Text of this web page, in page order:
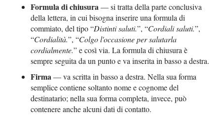
Formula di chiusura— si tratta della parte conclusiva
della lettera, in cui bisogna inserire una formula di
commiato, del tipo “Distinti saluti.”, “Cordiali saluti.”,
“Cordialità.”, “Colgo l'occasione per salutarla
cordialmente.” e così via. La formula di chiusura è
sempre seguita da un punto e va inserita in basso a destra.
Firma— va scritta in basso a destra. Nella sua forma
semplice contiene soltanto nome e cognome del
destinatario; nella sua forma completa, invece, può
contenere anche alcuni dati di contatto.